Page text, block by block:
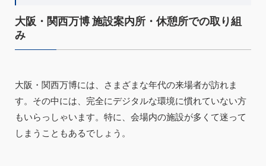
大阪・関西万博 施設案内所・休憩所での取り組
み
大阪・関西万博には、さまざまな年代の来場者が訪れま
す。その中には、完全にデジタルな環境に慣れていない方
もいらっしゃいます。特に、会場内の施設が多くて迷って
しまうこともあるでしょう。